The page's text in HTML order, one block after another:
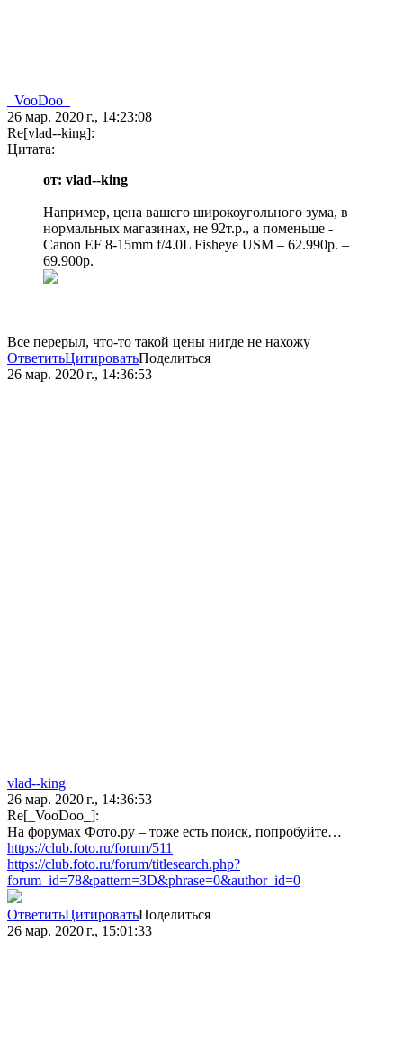
_VooDoo_
26 мар. 2020 г., 14:23:08
Re[vlad--king]:
Цитата:
от: vlad--king
Например, цена вашего широкоугольного зума, в
нормальных магазинах, не 92т.р., а поменьше -
Canon EF 8-15mm f/4.0L Fisheye USM – 62.990р. –
69.900р.
Все перерыл, что-то такой цены нигде не нахожу
ОтветитьЦитироватьПоделиться
26 мар. 2020 г., 14:36:53
vlad--king
26 мар. 2020 г., 14:36:53
Re[_VooDoo_]:
На форумах Фото.ру – тоже есть поиск, попробуйте…
https://club.foto.ru/forum/511
https://club.foto.ru/forum/titlesearch.php?
forum_id=78&pattern=3D&phrase=0&author_id=0
ОтветитьЦитироватьПоделиться
26 мар. 2020 г., 15:01:33